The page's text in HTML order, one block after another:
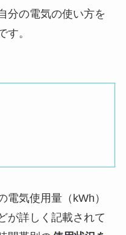
分の電気の使い方を
す。
電気使用量（kWh）
が詳しく記載されて